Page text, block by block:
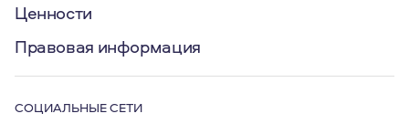
Ценности
Правовая информация
СОЦИАЛЬНЫЕ СЕТИ